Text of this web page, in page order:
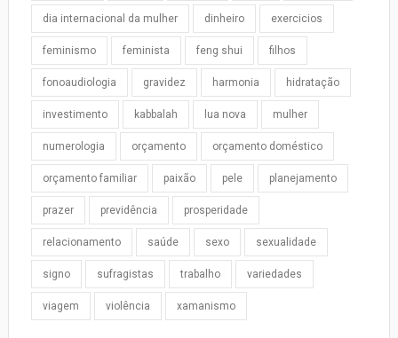
dia internacional da mulher dinheiro exercicios
feminismo feminista feng shui filhos
fonoaudiologia gravidez harmonia hidratação
investimento kabbalah lua nova mulher
numerologia orçamento orçamento doméstico
orçamento familiar paixão pele planejamento
prazer previdência prosperidade
relacionamento saúde sexo sexualidade
signo sufragistas trabalho variedades
viagem violência xamanismo